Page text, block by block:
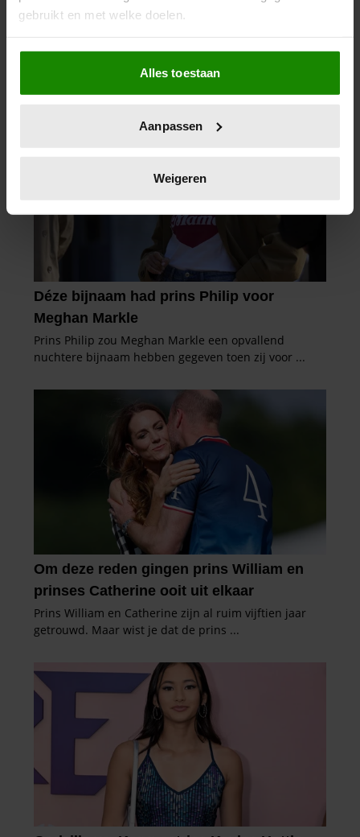
gebruikt en met welke doelen.
Als u het toestaat, willen we ook graag:
Informatie verzamelen over uw geografische
locatie, die tot een paar meter nauwkeurig kan zijn
scannen op specifieke eigenschappen (fingerprinting)
verwerkt en stel uw voorkeuren in het
intrekken in de Cookieverklaring.
We gebruiken cookies om content en advertenties te
personaliseren, om functies voor social media te bieden
en om ons websiteverkeer te analyseren. Ook delen we
informatie over uw gebruik van onze site met onze
partners voor social media, adverteren en analyse. Deze
partners kunnen deze gegevens combineren met andere
informatie die u aan ze heeft verstrekt of die ze hebben
verzameld op basis van uw gebruik van hun services. U
gaat akkoord met onze cookies als u onze website blijft
Alles toestaan
Aanpassen
Weigeren